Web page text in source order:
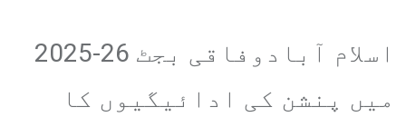
اسلام آبادوفاقی بجٹ 26-2025
میں پنشن کی ادائیگیوں کا